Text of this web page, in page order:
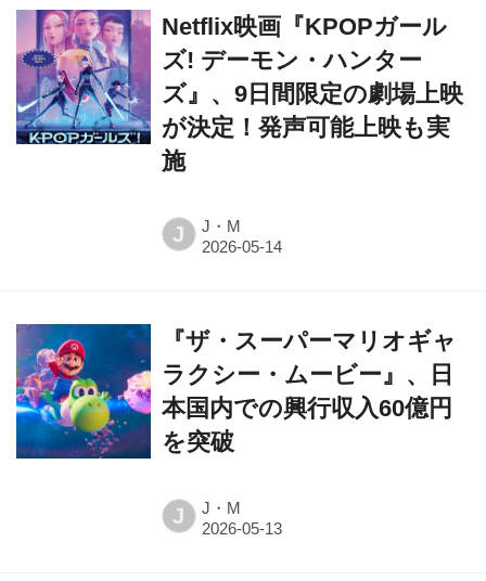
Netflix映画『KPOPガール
ズ! デーモン・ハンター
ズ』、9日間限定の劇場上映
が決定！発声可能上映も実
施
J J・M
『ザ・スーパーマリオギャ
ラクシー・ムービー』、日
本国内での興行収入60億円
を突破
J J・M